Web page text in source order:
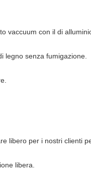
vaccuum con il di
legno senza fumigazione.
libero per i nostri clienti
libera.